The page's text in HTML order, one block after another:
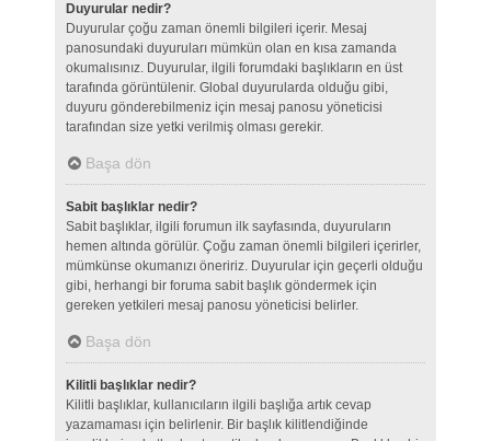
Duyurular nedir?
Duyurular çoğu zaman önemli bilgileri içerir. Mesaj
panosundaki duyuruları mümkün olan en kısa zamanda
okumalısınız. Duyurular, ilgili forumdaki başlıkların en üst
tarafında görüntülenir. Global duyurularda olduğu gibi,
duyuru gönderebilmeniz için mesaj panosu yöneticisi
tarafından size yetki verilmiş olması gerekir.
Başa dön
Sabit başlıklar nedir?
Sabit başlıklar, ilgili forumun ilk sayfasında, duyuruların
hemen altında görülür. Çoğu zaman önemli bilgileri içerirler,
mümkünse okumanızı öneririz. Duyurular için geçerli olduğu
gibi, herhangi bir foruma sabit başlık göndermek için
gereken yetkileri mesaj panosu yöneticisi belirler.
Başa dön
Kilitli başlıklar nedir?
Kilitli başlıklar, kullanıcıların ilgili başlığa artık cevap
yazamaması için belirlenir. Bir başlık kilitlendiğinde